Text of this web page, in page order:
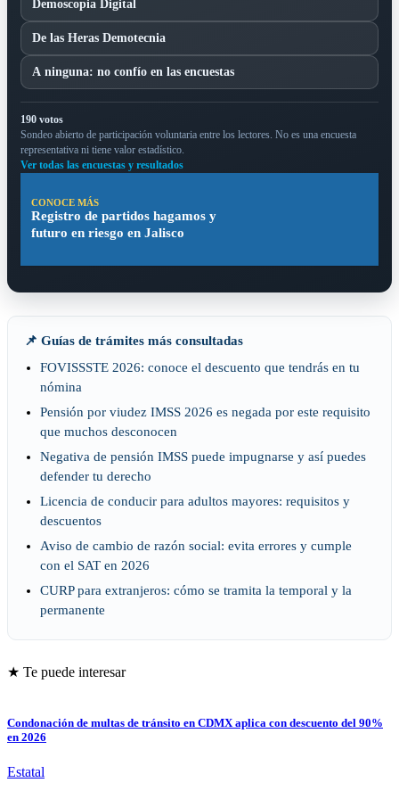
Demoscopia Digital
De las Heras Demotecnia
A ninguna: no confío en las encuestas
190 votos
Sondeo abierto de participación voluntaria entre los lectores. No es una encuesta
representativa ni tiene valor estadístico.
Ver todas las encuestas y resultados
CONOCE MÁS
Registro de partidos hagamos y
futuro en riesgo en Jalisco
📌 Guías de trámites más consultadas
FOVISSSTE 2026: conoce el descuento que tendrás en tu
nómina
Pensión por viudez IMSS 2026 es negada por este requisito
que muchos desconocen
Negativa de pensión IMSS puede impugnarse y así puedes
defender tu derecho
Licencia de conducir para adultos mayores: requisitos y
descuentos
Aviso de cambio de razón social: evita errores y cumple
con el SAT en 2026
CURP para extranjeros: cómo se tramita la temporal y la
permanente
★ Te puede interesar
Condonación de multas de tránsito en CDMX aplica con descuento del 90%
en 2026
Estatal